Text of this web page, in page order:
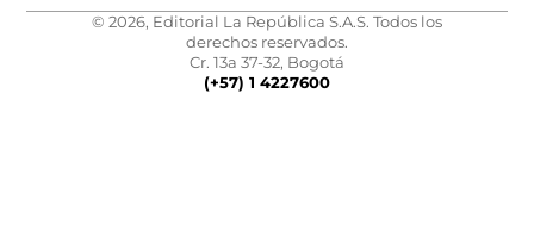
© 2026, Editorial La República S.A.S. Todos los
derechos reservados.
Cr. 13a 37-32, Bogotá
(+57) 1 4227600